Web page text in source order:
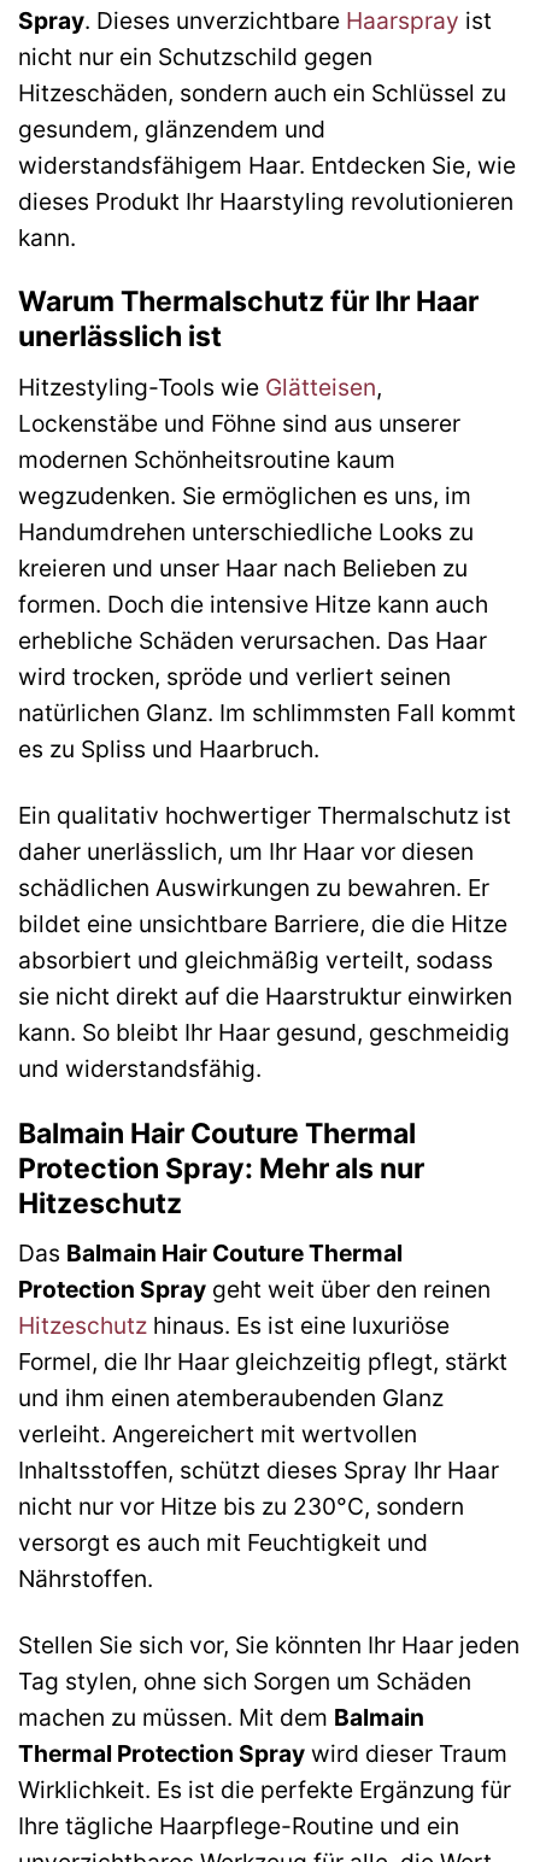
Spray. Dieses unverzichtbare Haarspray ist
nicht nur ein Schutzschild gegen
Hitzeschäden, sondern auch ein Schlüssel zu
gesundem, glänzendem und
widerstandsfähigem Haar. Entdecken Sie, wie
dieses Produkt Ihr Haarstyling revolutionieren
kann.
Warum Thermalschutz für Ihr Haar
unerlässlich ist
Hitzestyling-Tools wie Glätteisen,
Lockenstäbe und Föhne sind aus unserer
modernen Schönheitsroutine kaum
wegzudenken. Sie ermöglichen es uns, im
Handumdrehen unterschiedliche Looks zu
kreieren und unser Haar nach Belieben zu
formen. Doch die intensive Hitze kann auch
erhebliche Schäden verursachen. Das Haar
wird trocken, spröde und verliert seinen
natürlichen Glanz. Im schlimmsten Fall kommt
es zu Spliss und Haarbruch.
Ein qualitativ hochwertiger Thermalschutz ist
daher unerlässlich, um Ihr Haar vor diesen
schädlichen Auswirkungen zu bewahren. Er
bildet eine unsichtbare Barriere, die die Hitze
absorbiert und gleichmäßig verteilt, sodass
sie nicht direkt auf die Haarstruktur einwirken
kann. So bleibt Ihr Haar gesund, geschmeidig
und widerstandsfähig.
Balmain Hair Couture Thermal
Protection Spray: Mehr als nur
Hitzeschutz
Das Balmain Hair Couture Thermal
Protection Spray geht weit über den reinen
Hitzeschutz hinaus. Es ist eine luxuriöse
Formel, die Ihr Haar gleichzeitig pflegt, stärkt
und ihm einen atemberaubenden Glanz
verleiht. Angereichert mit wertvollen
Inhaltsstoffen, schützt dieses Spray Ihr Haar
nicht nur vor Hitze bis zu 230°C, sondern
versorgt es auch mit Feuchtigkeit und
Nährstoffen.
Stellen Sie sich vor, Sie könnten Ihr Haar jeden
Tag stylen, ohne sich Sorgen um Schäden
machen zu müssen. Mit dem Balmain
Thermal Protection Spray wird dieser Traum
Wirklichkeit. Es ist die perfekte Ergänzung für
Ihre tägliche Haarpflege-Routine und ein